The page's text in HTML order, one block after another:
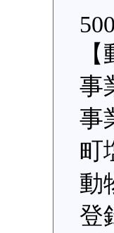
事
町
動